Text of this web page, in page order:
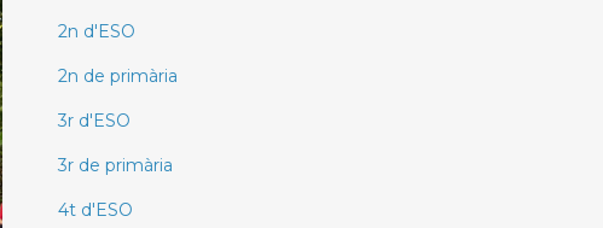
2n d'ESO
2n de primària
3r d'ESO
3r de primària
4t d'ESO